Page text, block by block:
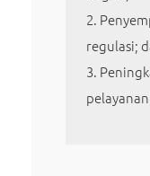
regulasi;
pelayanan